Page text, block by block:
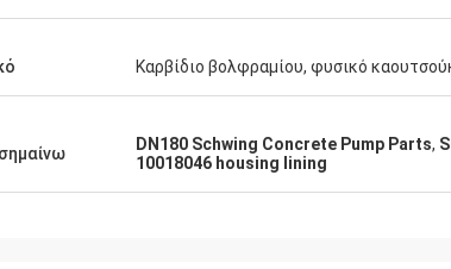
Καρβίδιο βολφραμίου, φυσικό
DN180 Schwing Concrete Pump Parts,
10018046 housing lining